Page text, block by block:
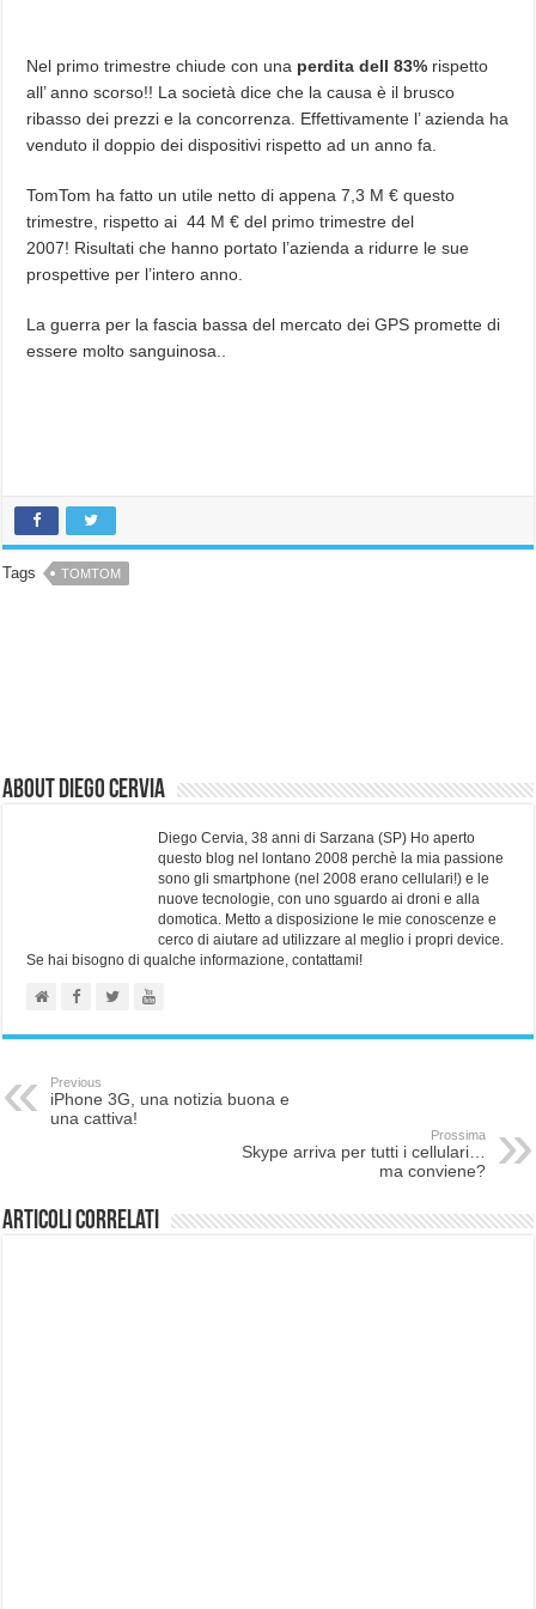
Nel primo trimestre chiude con una perdita dell 83% rispetto
all’ anno scorso!! La società dice che la causa è il brusco
ribasso dei prezzi e la concorrenza. Effettivamente l’ azienda ha
venduto il doppio dei dispositivi rispetto ad un anno fa.
TomTom ha fatto un utile netto di appena 7,3 M € questo
trimestre, rispetto ai 44 M € del primo trimestre del
2007! Risultati che hanno portato l’azienda a ridurre le sue
prospettive per l’intero anno.
La guerra per la fascia bassa del mercato dei GPS promette di
essere molto sanguinosa..
Tags TOMTOM
About Diego Cervia
Diego Cervia, 38 anni di Sarzana (SP) Ho aperto
questo blog nel lontano 2008 perchè la mia passione
sono gli smartphone (nel 2008 erano cellulari!) e le
nuove tecnologie, con uno sguardo ai droni e alla
domotica. Metto a disposizione le mie conoscenze e
cerco di aiutare ad utilizzare al meglio i propri device.
Se hai bisogno di qualche informazione, contattami!
Previous
iPhone 3G, una notizia buona e
una cattiva!
Prossima
Skype arriva per tutti i cellulari…
ma conviene?
Articoli correlati